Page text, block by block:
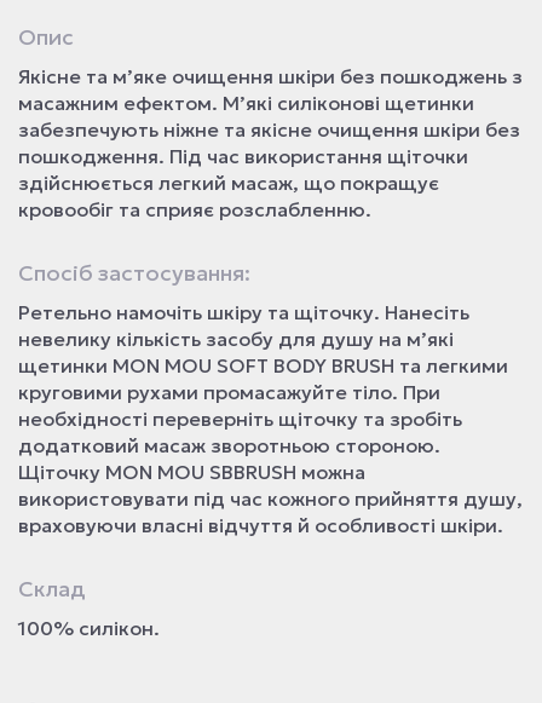
Опис
Якісне та м’яке очищення шкіри без пошкоджень з
масажним ефектом. М’які силіконові щетинки
забезпечують ніжне та якісне очищення шкіри без
пошкодження. Під час використання щіточки
здійснюється легкий масаж, що покращує
кровообіг та сприяє розслабленню.
Спосіб застосування:
Ретельно намочіть шкіру та щіточку. Нанесіть
невелику кількість засобу для душу на м’які
щетинки MON MOU SOFT BODY BRUSH та легкими
круговими рухами промасажуйте тіло. При
необхідності переверніть щіточку та зробіть
додатковий масаж зворотньою стороною.
Щіточку MON MOU SBBRUSH можна
використовувати під час кожного прийняття душу,
враховуючи власні відчуття й особливості шкіри.
Склад
100% силікон.